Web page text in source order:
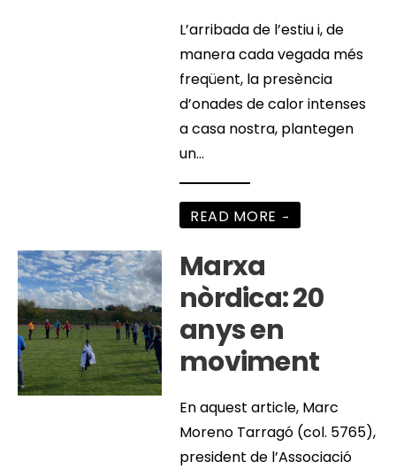
L’arribada de l’estiu i, de
manera cada vegada més
freqüent, la presència
d’onades de calor intenses
a casa nostra, plantegen
un...
READ MORE →
Marxa
nòrdica: 20
anys en
moviment
En aquest article, Marc
Moreno Tarragó (col. 5765),
president de l’Associació